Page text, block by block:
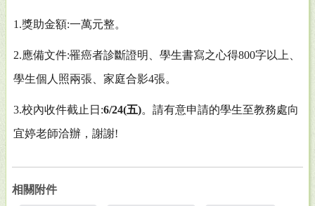
1.獎助金額:一萬元整。
2.應備文件:罹癌者診斷證明、學生書寫之心得800字以上、
學生個人照兩張、家庭合影4張。
3.校內收件截止日:6/24(五)。請有意申請的學生至教務處向
宜婷老師洽辦，謝謝!
相關附件